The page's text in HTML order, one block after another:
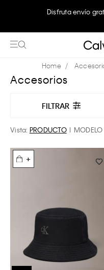
Disfruta envío
Accesorios
FILTRAR
Vista: PRODUCTO MODELO
+